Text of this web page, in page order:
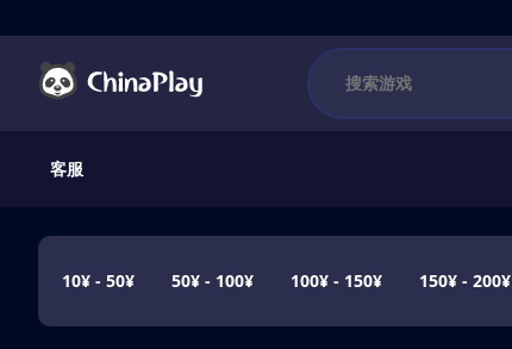
客服
10¥ - 50¥ 50¥ - 100¥ 100¥ - 150¥ 150¥ - 200¥